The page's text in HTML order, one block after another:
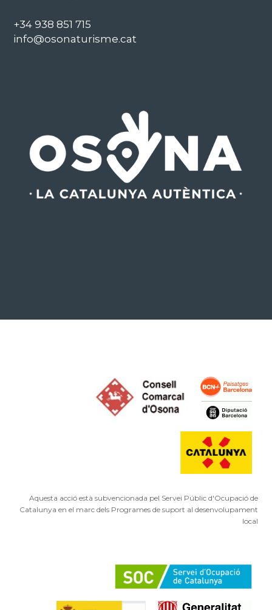
+34 938 851 715
info@osonaturisme.cat
Aquesta acció està subvencionada pel Servei Públic d'Ocupació de
Catalunya en el marc dels Programes de suport al desenvolupament
local